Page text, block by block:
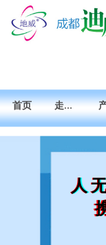
首页 走进迪威
人